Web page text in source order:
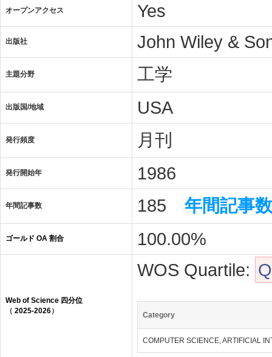
オープンアクセス Yes
出版社 John Wiley &
主題分野 工学
出版国/地域 USA
発行頻度 月刊
発行開始年 1986
年間記事数 185 年間記事
ゴールド OA 割合 100.00%
Web of Science 四分位
（ 2025-2026）
WOS Quartile:
Category
COMPUTER SCIENCE, ARTIFICIAL